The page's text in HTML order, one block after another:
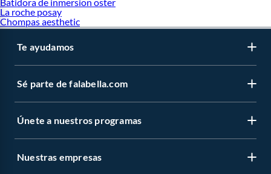
Batidora de inmersion oster
La roche posay
Chompas aesthetic
Te ayudamos
Sé parte de falabella.com
Únete a nuestros programas
Nuestras empresas